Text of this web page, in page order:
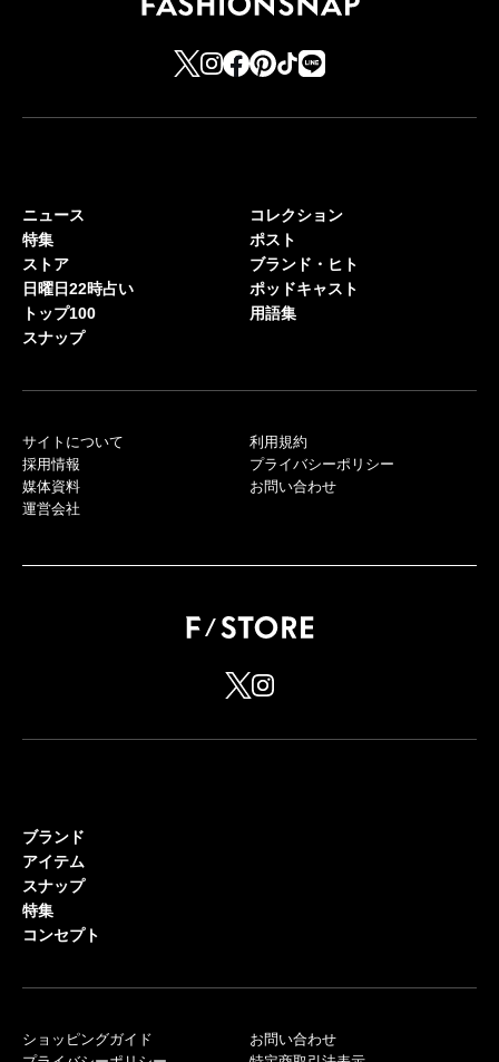
ニュース
特集
ストア
日曜日22時占い
トップ100
スナップ
コレクション
ポスト
ブランド・ヒト
ポッドキャスト
用語集
サイトについて
採用情報
媒体資料
運営会社
利用規約
プライバシーポリシー
お問い合わせ
ブランド
アイテム
スナップ
特集
コンセプト
ショッピングガイド
お問い合わせ